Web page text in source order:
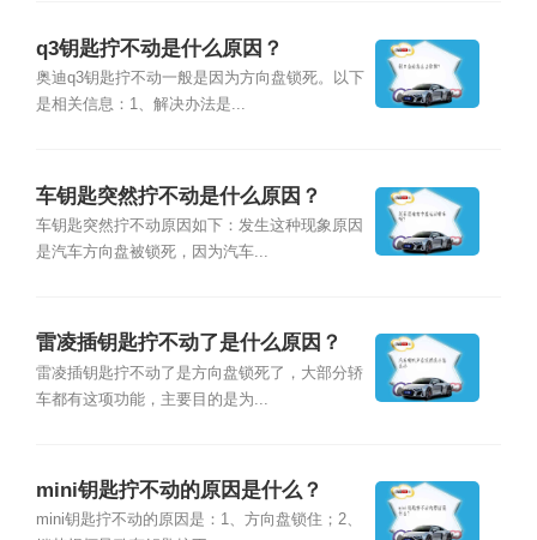
q3钥匙拧不动是什么原因？
奥迪q3钥匙拧不动一般是因为方向盘锁死。以下
是相关信息：1、解决办法是...
车钥匙突然拧不动是什么原因？
车钥匙突然拧不动原因如下：发生这种现象原因
是汽车方向盘被锁死，因为汽车...
雷凌插钥匙拧不动了是什么原因？
雷凌插钥匙拧不动了是方向盘锁死了，大部分轿
车都有这项功能，主要目的是为...
mini钥匙拧不动的原因是什么？
mini钥匙拧不动的原因是：1、方向盘锁住；2、